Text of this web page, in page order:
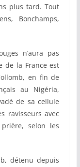
plus tard. Tout
Bonchamps,
n’aura pas
de la France est
en fin de
au Nigéria,
de sa cellule
ravisseurs avec
selon les
détenu depuis